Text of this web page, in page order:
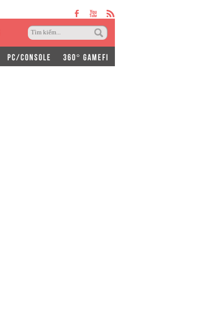
PC/CONSOLE 360° GAMEFI